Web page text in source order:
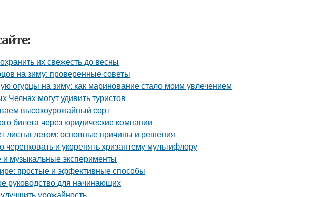
их свежесть до весны
на зиму: проверенные советы
огурцы на зиму: как маринование стало моим увлечением
могут удивить туристов
высокоурожайный сорт
билета через юридические компании
летом: основные причины и решения
и укоренять хризантему мультифлору
музыкальные эксперименты
простые и эффективные способы
руководство для начинающих